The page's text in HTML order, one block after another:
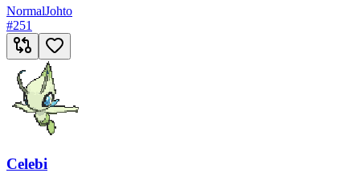
NormalJohto
#251
Celebi